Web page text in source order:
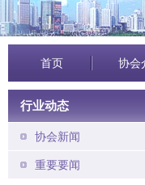
首页 协会
行业动态
协会新闻
重要要闻